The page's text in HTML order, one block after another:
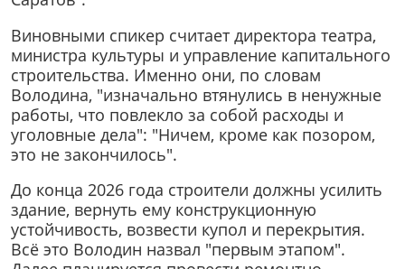
Виновными спикер считает директора театра,
министра культуры и управление капитального
строительства. Именно они, по словам
Володина, "изначально втянулись в ненужные
работы, что повлекло за собой расходы и
уголовные дела": "Ничем, кроме как позором,
это не закончилось".
До конца 2026 года строители должны усилить
здание, вернуть ему конструкционную
устойчивость, возвести купол и перекрытия.
Всё это Володин назвал "первым этапом".